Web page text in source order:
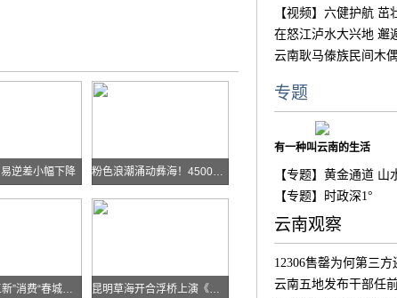
逆差小幅下降 粉色浪潮涌动彝海！4500余名跑者乐跑楚雄喜迎火把节
昆明打造“三新”消费“春城样板” 昆明草海开合浮桥上演《目瑙纵歌》刀舞
【视频】六健护航 茁
在怒江泸水大兴地 邂
云南耿马傣族民间木
专题
有一种叫云南的生活
【专题】黄金通道
通
【专题】时政深1°
云南观察
12306售罄为何第三
用
云南五地发布干部任